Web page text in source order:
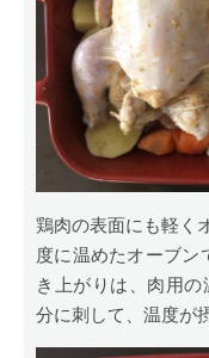
鶏肉の表面にも軽く
度に温めたオーブ
き上がりは、肉用
分に刺して、温度が